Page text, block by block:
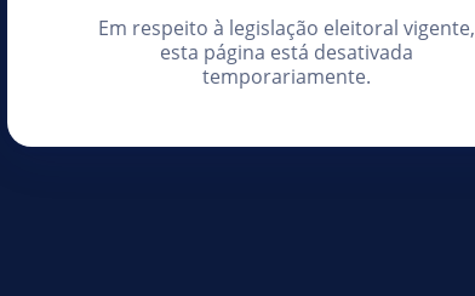
Em respeito à legislação eleitoral vigente,
esta página está desativada
temporariamente.